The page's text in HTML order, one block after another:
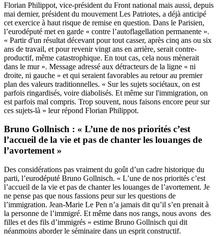
Florian Philippot, vice-président du Front national mais aussi, depuis
mai dernier, président du mouvement Les Patriotes, a déjà anticipé
cet exercice à haut risque de remise en question. Dans le Parisien,
l’eurodéputé met en garde « contre l’autoflagellation permanente ».
« Partir d'un résultat décevant pour tout casser, après cinq ans ou six
ans de travail, et pour revenir vingt ans en arrière, serait contre-
productif, même catastrophique. En tout cas, cela nous mènerait
dans le mur ». Message adressé aux détracteurs de la ligne « ni
droite, ni gauche » et qui seraient favorables au retour au premier
plan des valeurs traditionnelles. « Sur les sujets sociétaux, on est
parfois ringardisés, voire diabolisés. Et même sur l'immigration, on
est parfois mal compris. Trop souvent, nous faisons encore peur sur
ces sujets-là » leur répond Florian Philippot.
Bruno Gollnisch : « L’une de nos priorités c’est
l’accueil de la vie et pas de chanter les louanges de
l’avortement »
Des considérations pas vraiment du goût d’un cadre historique du
parti, l’eurodéputé Bruno Gollnisch. « L’une de nos priorités c’est
l’accueil de la vie et pas de chanter les louanges de l’avortement. Je
ne pense pas que nous fassions peur sur les questions de
l’immigration. Jean-Marie Le Pen n’a jamais dit qu’il s’en prenait à
la personne de l’immigré. Et même dans nos rangs, nous avons des
filles et des fils d’immigrés » estime Bruno Gollnisch qui dit
néanmoins aborder le séminaire dans un esprit constructif.